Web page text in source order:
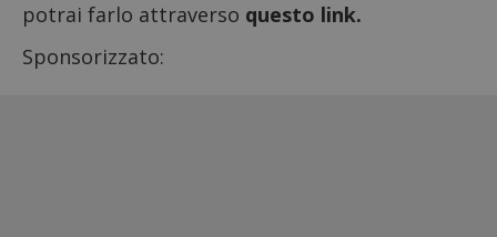
potrai farlo attraverso questo link.
Sponsorizzato: